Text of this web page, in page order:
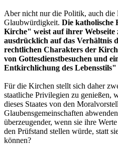
Aber nicht nur die Politik, auch die
Glaubwürdigkeit. Die katholische
Kirche" weist auf ihrer
ausdrücklich auf das Verhältnis
rechtlichen Charakters der
von Gottesdienstbesuchen und
Entkirchlichung des
Für die Kirchen stellt sich daher
staatliche Privilegien zu genießen,
dieses Staates von den
Glaubensgemeinschaften
überzeugender, wenn sie ihre
den Prüfstand stellen würde, statt
können?